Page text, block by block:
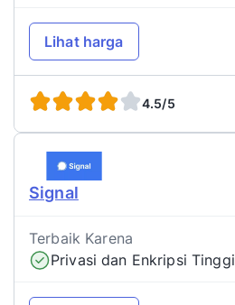
Lihat harga
4.5/5
Signal
Terbaik Karena
Privasi dan Enkripsi Tinggi